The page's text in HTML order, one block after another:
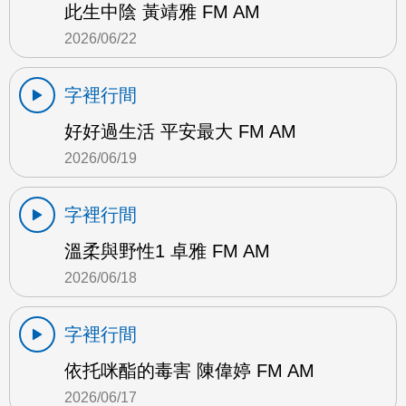
此生中陰 黃靖雅 FM AM
2026/06/22
字裡行間
好好過生活 平安最大 FM AM
2026/06/19
字裡行間
溫柔與野性1 卓雅 FM AM
2026/06/18
字裡行間
依托咪酯的毒害 陳偉婷 FM AM
2026/06/17